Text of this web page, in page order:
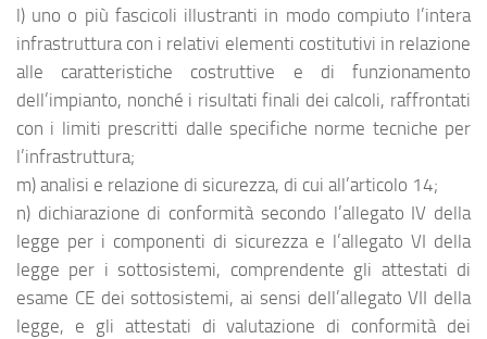
l) uno o più fascicoli illustranti in modo compiuto l’intera
infrastruttura con i relativi elementi costitutivi in relazione
alle caratteristiche costruttive e di funzionamento
dell’impianto, nonché i risultati finali dei calcoli, raffrontati
con i limiti prescritti dalle specifiche norme tecniche per
l’infrastruttura;
m) analisi e relazione di sicurezza, di cui all’articolo 14;
n) dichiarazione di conformità secondo l’allegato IV della
legge per i componenti di sicurezza e l’allegato VI della
legge per i sottosistemi, comprendente gli attestati di
esame CE dei sottosistemi, ai sensi dell’allegato VII della
legge, e gli attestati di valutazione di conformità dei